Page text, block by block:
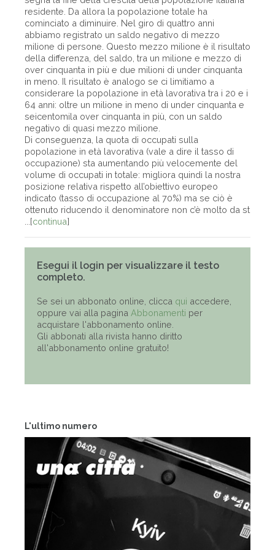
L'ultimo numero
residente. Da allora la popolazione totale ha
cominciato a diminuire. Nel giro di quattro anni
abbiamo registrato un saldo negativo di mezzo
milione di persone. Questo mezzo milione è il risultato
della differenza, del saldo, tra un milione e mezzo di
over cinquanta in più e due milioni di under cinquanta
in meno. Il risultato è analogo se ci limitiamo a
considerare la popolazione in età lavorativa tra i 20 e i
64 anni: oltre un milione in meno di under cinquanta e
seicentomila over cinquanta in più, con un saldo
negativo di quasi mezzo milione.
Di conseguenza, la quota di occupati sulla
popolazione in età lavorativa (vale a dire il tasso di
occupazione) sta aumentando più velocemente del
volume di occupati in totale: migliora quindi la nostra
posizione relativa rispetto all’obiettivo europeo
indicato (tasso di occupazione al 70%) ma se ciò è
ottenuto riducendo il denominatore non c’è molto da st
...[continua]
Esegui il login per visualizzare il testo
completo.
Se sei un abbonato online, clicca qui accedere,
oppure vai alla pagina Abbonamenti per
acquistare l'abbonamento online.
Gli abbonati alla rivista hanno diritto
all'abbonamento online gratuito!